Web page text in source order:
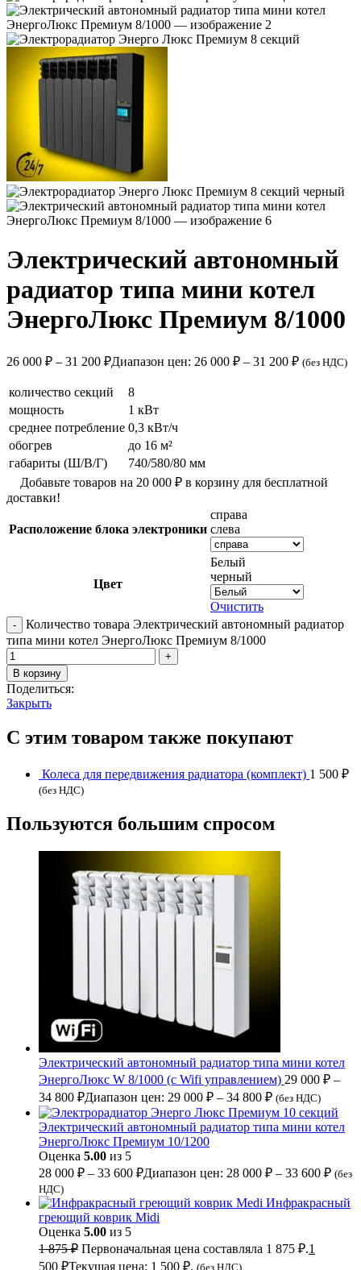
Электрический автономный
радиатор типа мини котел
ЭнергоЛюкс Премиум 8/1000
26 000 ₽ – 31 200 ₽Диапазон цен: 26 000 ₽ – 31 200 ₽ (без НДС)
количество секций
8
мощность
1 кВт
среднее потребление 0,3 кВт/ч
обогрев
до 16 м²
габариты (Ш/В/Г)
740/580/80 мм
Добавьте товаров на 20 000 ₽ в корзину для бесплатной
доставки!
Расположение блока электроники
справа
слева
Цвет
Белый
черный
Очистить
Количество товара Электрический автономный радиатор
типа мини котел ЭнергоЛюкс Премиум 8/1000
В корзину
Поделиться:
Закрыть
С этим товаром также покупают
Колеса для передвижения радиатора (комплект) 1 500 ₽
(без НДС)
Пользуются большим спросом
Электрический автономный радиатор типа мини котел
ЭнергоЛюкс W 8/1000 (с Wifi управлением) 29 000 ₽ –
34 800 ₽Диапазон цен: 29 000 ₽ – 34 800 ₽ (без НДС)
Электрический автономный радиатор типа мини котел
ЭнергоЛюкс Премиум 10/1200
Оценка 5.00 из 5
28 000 ₽ – 33 600 ₽Диапазон цен: 28 000 ₽ – 33 600 ₽ (без
НДС)
Инфракрасный
греющий коврик Midi
Оценка 5.00 из 5
1 875₽ Первоначальная цена составляла 1 875 ₽.1
500 ₽Текущая цена: 1 500 ₽. (без НДС)